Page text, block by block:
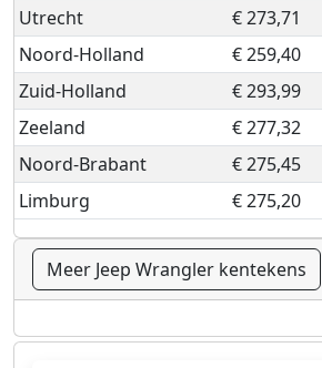
Utrecht
€ 273,71
Noord-Holland
€ 259,40
Zuid-Holland
€ 293,99
Zeeland
€ 277,32
Noord-Brabant
€ 275,45
Limburg
€ 275,20
Meer Jeep Wrangler kentekens